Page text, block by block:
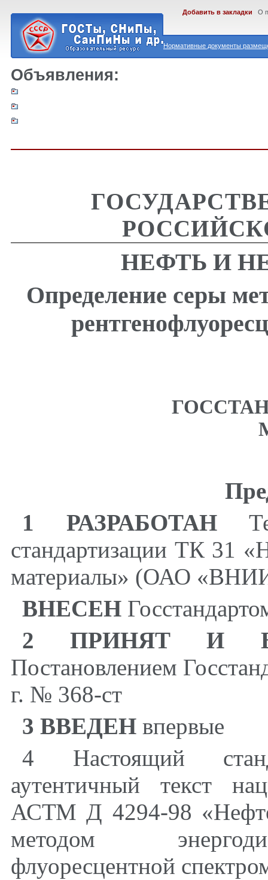
Нормативные документы
Добавить в закладки О
Объявления:
НЕФТЬ И
Определение серы
1 РАЗРАБОТАН
стандартизации ТК 31
материалы» (ОАО
ВНЕСЕН
2 ПРИНЯТ И
Постановлением
г. № 368-ст
3 ВВЕДЕНвпервые
4 Настоящий
аутентичный текст
АСТМ Д 4294-98
методом
флуоресцентной